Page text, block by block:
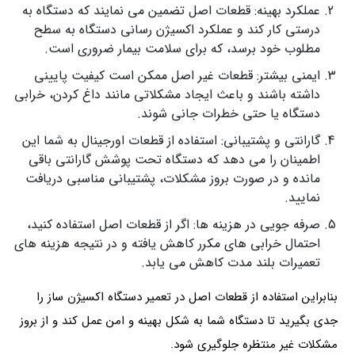
عملکرد بهینه: قطعات اصل تضمین می نمایند که دستگاه به
درستی کار کند و عملکرد اکسیژن‌ رسانی دستگاه به سطح
مطلوب خود برسد، که برای سلامت بیمار ضروری است.
ایمنی بیشتر: قطعات غیر اصل ممکن است کیفیت پایینی
داشته باشند و باعث ایجاد مشکلاتی مانند داغ کردن، خرابی
دستگاه یا حتی خطرات جانی شوند.
گارانتی و پشتیبانی: استفاده از قطعات اورجینال به شما این
اطمینان را می دهد که دستگاه تحت پوشش گارانتی باقی
مانده و در صورت بروز مشکلات، پشتیبانی مناسبی دریافت
نمایید.
صرفه جویی در هزینه ها: اگر از قطعات اصل استفاده کنید،
احتمال خرابی های مکرر کاهش یافته و در نتیجه هزینه های
تعمیرات بلند مدت کاهش می یابد.
بنابراین استفاده از قطعات اصل در تعمیر دستگاه اکسیژن ساز را
جدی بگیرید تا دستگاه شما به شکل بهینه و امن عمل کند و از بروز
مشکلات غیر منتظره جلوگیری شود.